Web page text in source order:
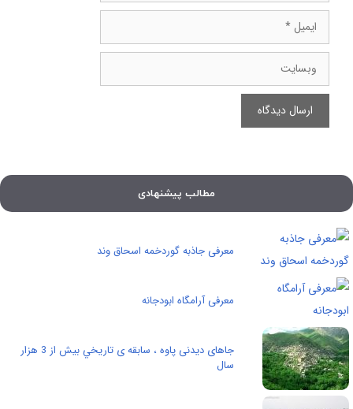
ایمیل
وبسایت
مطالب پیشنهادی
معرفی جاذبه گوردخمه اسحاق وند
معرفی آرامگاه ابودجانه
جاهای دیدنی پاوه ، سابقه ی تاريخي بيش از 3 هزار
سال